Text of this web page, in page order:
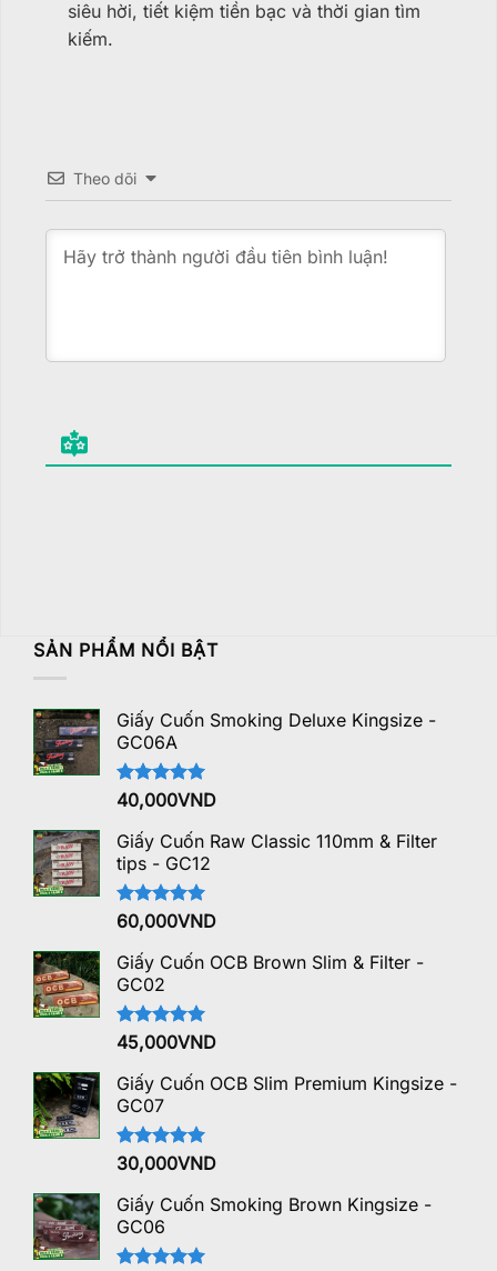
SẢN PHẨM NỔI BẬT
Giấy Cuốn Smoking Deluxe Kingsize -
GC06A
Được xếp
hạng
5 sao
40,000VND
Giấy Cuốn Raw Classic 110mm & Filter
tips - GC12
Được xếp
hạng
5 sao
60,000VND
Giấy Cuốn OCB Brown Slim & Filter -
GC02
Được xếp
hạng
5 sao
45,000VND
Giấy Cuốn OCB Slim Premium Kingsize -
GC07
Được xếp
hạng
5 sao
30,000VND
Giấy Cuốn Smoking Brown Kingsize -
GC06
siêu hời, tiết kiệm tiền bạc và thời gian tìm
kiếm.
Theo dõi